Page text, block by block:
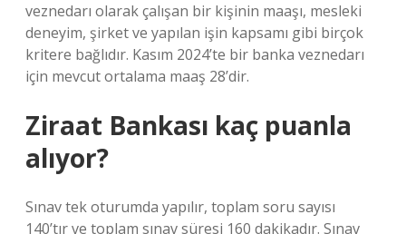
veznedarı olarak çalışan bir kişinin maaşı, mesleki
deneyim, şirket ve yapılan işin kapsamı gibi birçok
kritere bağlıdır. Kasım 2024’te bir banka veznedarı
için mevcut ortalama maaş 28’dir.
Ziraat Bankası kaç puanla
alıyor?
Sınav tek oturumda yapılır, toplam soru sayısı
140’tır ve toplam sınav süresi 160 dakikadır. Sınav